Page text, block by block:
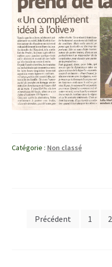
Catégorie : Non classé
Pagination
Précédent 1 2